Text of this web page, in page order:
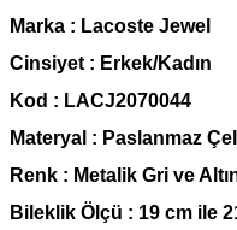
Marka : Lacoste Jewel
Cinsiyet : Erkek/Kadın
Kod : LACJ2070044
Materyal : Paslanmaz
Renk : Metalik Gri ve
Bileklik Ö lçü : 19 cm ile